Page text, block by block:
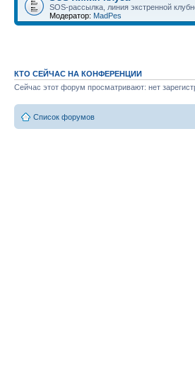
SOS-рассылка, линия экстренной
Модератор: MadPes
КТО СЕЙЧАС НА КОНФЕРЕНЦИИ
Сейчас этот форум просматривают: нет
Список форумов